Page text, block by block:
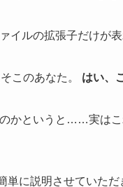
イルの拡張子だけが
このあなた。 はい、
かというと……実はこ
に説明させていただ